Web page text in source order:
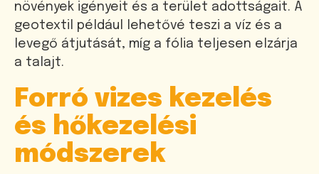
növények igényeit és a terület adottságait. A
geotextil például lehetővé teszi a víz és a
levegő átjutását, míg a fólia teljesen elzárja
a talajt.
Forró vizes kezelés
és hőkezelési
módszerek